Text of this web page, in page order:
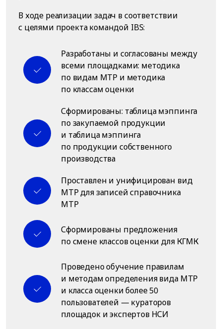
В ходе реализации задач в соответствии
с целями проекта командой IBS:
Разработаны и согласованы между
всеми площадками: методика
по видам МТР и методика
по классам оценки
Сформированы: таблица мэппинга
по закупаемой продукции
и таблица мэппинга
по продукции собственного
производства
Проставлен и унифицирован вид
МТР для записей справочника
МТР
Сформированы предложения
по смене классов оценки для КГМК
Проведено обучение правилам
и методам определения вида МТР
и класса оценки более 50
пользователей — кураторов
площадок и экспертов НСИ